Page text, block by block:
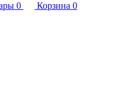
0 Корзина 0